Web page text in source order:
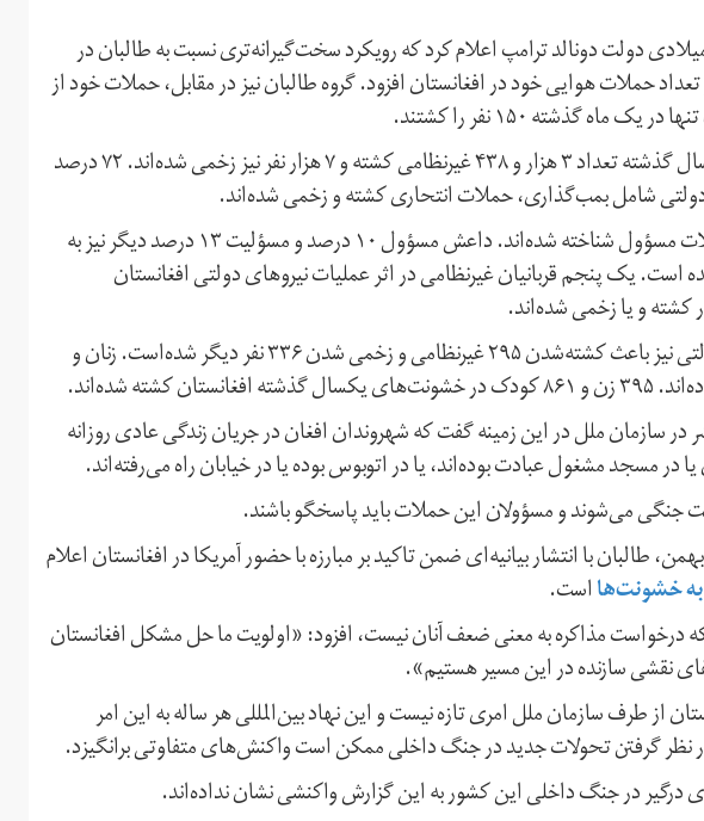
دولت دونالد ترامپ اعلام کرد که رویکرد سخت‌گیرانه‌تری نسبت به طالبان در
حملات هوایی خود در افغانستان افزود. گروه طالبان نیز در مقابل، حملات خود از
گذشته ۱۵۰ نفر را کشتند.
بر اساس این گزارش سازمان ملل، در سال گذشته تعداد ۳ هزار و ۴۳۸ غیرنظامی کشته و ۷ هزار نفر نیز زخمی شده‌اند. ۷۲ درصد
دولتی شامل بمب‌گذاری، حملات انتحاری کشته و زخمی شده‌اند.
گروه طالبان برای ۴۲ درصد از این حملات مسؤول شناخته شده‌اند. داعش مسؤول ۱۰ درصد و مسؤلیت ۱۳ درصد دیگر نیز به
یک پنجم قربانیان غیرنظامی در اثر عملیات نیروهای دولتی افغانستان
کشته و یا زخمی شده‌اند.
عملیات هوایی نیروهای بین‌المللی و دولتی نیز باعث کشته‌شدن ۲۹۵ غیرنظامی و زخمی شدن ۳۳۶ نفر دیگر شده‌است. زنان و
شده‌اند.
در سازمان ملل در این زمینه گفت که شهروندان افغان در جریان زندگی عادی روزانه
در مسجد مشغول عبادت بوده‌اند، یا در اتوبوس بوده یا در خیابان راه می‌رفته‌اند.
جنگی می‌شوند و مسؤولان این حملات باید پاسخگو باشند.
این در حالی است که روز چهارشنبه ۲۵ بهمن، طالبان با انتشار بیانیه‌ای ضمن تاکید بر مبارزه با حضور آمریکا در افغانستان اعلام
به خشونت‌هااست.
درخواست مذاکره به معنی ضعف آنان نیست، افزود: «اولویت ما حل مشکل افغانستان
نقشی سازنده در این مسیر هستیم».
از طرف سازمان ملل امری تازه نیست و این نهاد بین‌المللی هر ساله به این امر
نظر گرفتن تحولات جدید در جنگ داخلی ممکن است واکنش‌های متفاوتی برانگیزد.
درگیر در جنگ داخلی این کشور به این گزارش واکنشی نشان نداده‌اند.